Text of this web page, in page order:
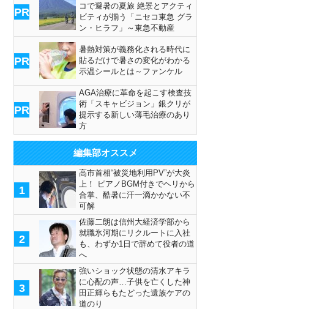
PR
コで避暑の夏旅 絶景とアクティ
ビティが揃う「ニセコ東急 グラ
ン・ヒラフ」～東急不動産
PR
暑熱対策が義務化される時代に
貼るだけで暑さの変化がわかる
示温シールとは～ファンケル
PR
AGA治療に革命を起こす検査技
術「スキャビジョン」銀クリが
提示する新しい薄毛治療のあり
方
編集部オススメ
1
高市首相“被災地利用PV”が大炎
上！ ピアノBGM付きでヘリから
合掌、酷暑に汗一滴かかない不
可解
2
佐藤二朗は信州大経済学部から
就職氷河期にリクルートに入社
も、わずか1日で辞めて役者の道
へ
3
強いショック状態の清水アキラ
に心配の声…子供を亡くした神
田正輝らもたどった遺族ケアの
道のり